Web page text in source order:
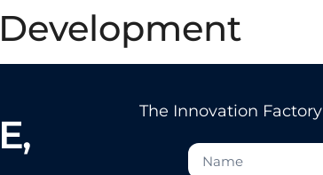
The Innovation Factory